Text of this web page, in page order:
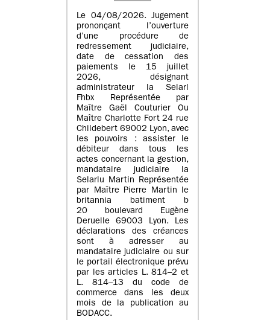
Le 04/08/2026. Jugement
prononçant l’ouverture
d’une procédure de
redressement judiciaire,
date de cessation des
paiements le 15 juillet
2026, désignant
administrateur la Selarl
Fhbx Représentée par
Maître Gaël Couturier Ou
Maître Charlotte Fort 24 rue
Childebert 69002 Lyon, avec
les pouvoirs : assister le
débiteur dans tous les
actes concernant la gestion,
mandataire judiciaire la
Selarlu Martin Représentée
par Maître Pierre Martin le
britannia batiment b
20 boulevard Eugène
Deruelle 69003 Lyon. Les
déclarations des créances
sont à adresser au
mandataire judiciaire ou sur
le portail électronique prévu
par les articles L. 814–2 et
L. 814–13 du code de
commerce dans les deux
mois de la publication au
BODACC.